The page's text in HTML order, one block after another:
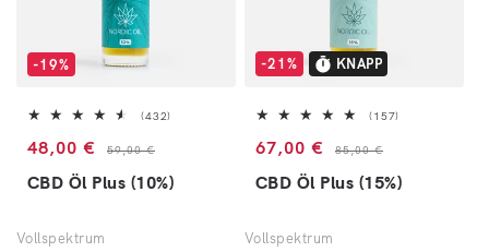
-19%
(432)432 Bewertungen insgesamt
Verkaufspreis
48,00 € Normaler Preis
59,00 €
CBD Öl Plus (10%)
Vollspektrum
-21% KNAPP
(157)157
Verkaufspreis
67,00 € Normaler Preis
85,00 €
CBD Öl Plus (15%)
Vollspektrum